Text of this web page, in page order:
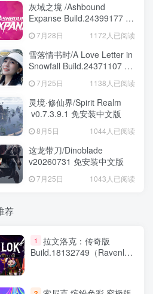
灰域之境 /Ashbound
Expanse Build.24399177 免
安装中文版
7月28日 1172人已阅读
雪落情书时/A Love Letter in
Snowfall Build.24371107 免
安装中文版
7月25日 1138人已阅读
灵境·修仙界/Spirit Realm
v0.7.3.9.1 免安装中文版
8月5日 1044人已阅读
这龙带刀/Dinoblade
v20260731 免安装中文版
7月25日 1043人已阅读
荐
1
拉文洛克：传奇版
Build.18132749（Ravenlok: